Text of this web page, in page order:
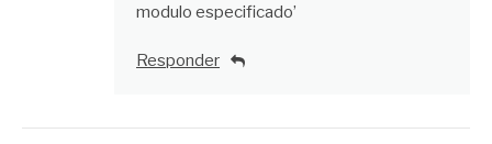
modulo especificado’
Responder